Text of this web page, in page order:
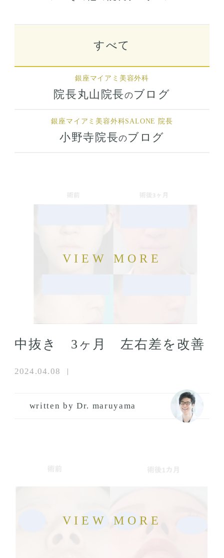
すべて
銀座マイアミ美容外科
院長丸山院長のブログ
銀座マイアミ美容外科SALONE 院長
小野寺院長のブログ
中抜き 3ヶ月 左右差を改善
2024.04.08
written by Dr. maruyama